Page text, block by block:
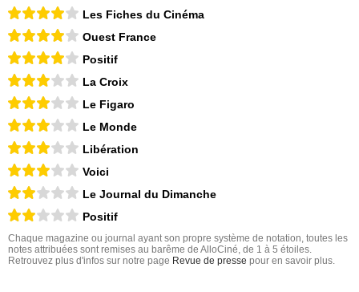
Les Fiches du Cinéma
Ouest France
Positif
La Croix
Le Figaro
Le Monde
Libération
Voici
Le Journal du Dimanche
Positif
Chaque magazine ou journal ayant son propre système de notation, toutes les
notes attribuées sont remises au barême de AlloCiné, de 1 à 5 étoiles.
Retrouvez plus d'infos sur notre page Revue de presse pour en savoir plus.